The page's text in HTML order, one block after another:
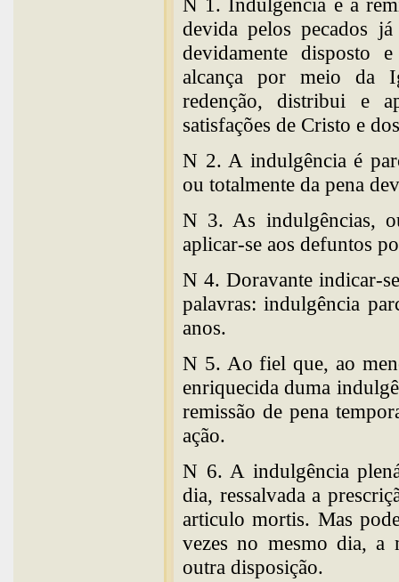
devida pelos pecados
devidamente disposto
alcança por meio da
redenção, distribui e
satisfações de Cristo e
N 2. A indulgência é
ou totalmente da pena
N 3. As indulgências,
aplicar-se aos defuntos
N 4. Doravante indicar-
palavras: indulgência
anos.
N 5. Ao fiel que, ao
enriquecida duma
remissão de pena
ação.
N 6. A indulgência
dia, ressalvada a
articulo mortis. Mas
vezes no mesmo dia, a
outra disposição.